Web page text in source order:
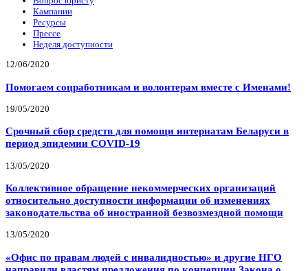
Кампании
Ресурсы
Прессе
Неделя доступности
12/06/2020
Помогаем соцработникам и волонтерам вместе с Именами!
19/05/2020
Срочный сбор средств для помощи интернатам Беларуси в
период эпидемии COVID-19
13/05/2020
Коллективное обращение некоммерческих организаций
относительно доступности информации об изменениях
законодательства об иностранной безвозмездной помощи
13/05/2020
«Офис по правам людей с инвалидностью» и другие НГО